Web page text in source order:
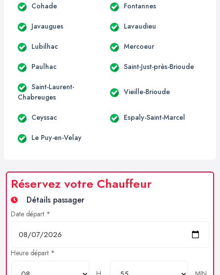
Cohade Fontannes
Javaugues Lavaudieu
Lubilhac Mercoeur
Paulhac Saint-Just-près-Brioude
Saint-Laurent-
Chabreuges
Vieille-Brioude
Ceyssac Espaly-Saint-Marcel
Le Puy-en-Velay
Réservez votre Chauffeur
Détails passager
Date départ *
Heure départ *